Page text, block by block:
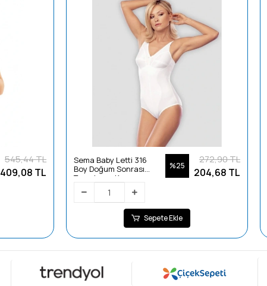
545,44 TL
409,08 TL
Sema Baby Letti 316
Boy Doğum Sonrası
Toparlayıcı Korse
%25
272,90 TL
204,68 TL
Sepete Ekle